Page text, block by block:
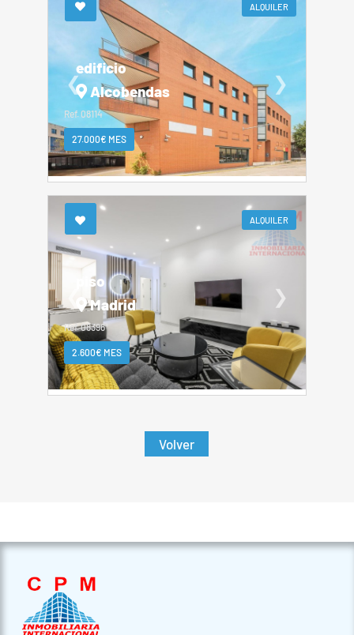
ALQUILER
edificio
Alcobendas
Ref. 08114
27.000€ MES
❮ ❯
ALQUILER
piso
Madrid
Ref. 08396*
2.600€ MES
❯
Volver